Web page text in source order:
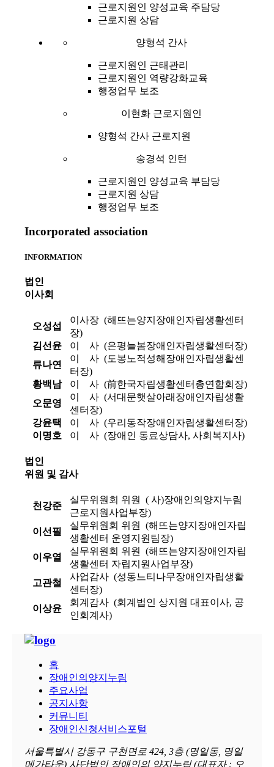
근로지원인 양성교육 주담당
근로지원 상담
양형석 간사
근로지원인 근태관리
근로지원인 역량강화교육
행정업무 보조
이현화 근로지원인
양형석 간사 근로지원
송경석 인턴
근로지원인 양성교육 부담당
근로지원 상담
행정업무 보조
Incorporated association
INFORMATION
법인
이사회
오성섭
이사장 (해뜨는양지장애인자립생활센터
장)
김선윤
이 사 (은평늘봄장애인자립생활센터장)
류나연
이 사 (도봉노적성해장애인자립생활센
터장)
황백남
이 사 (前한국자립생활센터총연합회장)
오문영
이 사 (서대문햇살아래장애인자립생활
센터장)
강윤택
이 사 (우리동작장애인자립생활센터장)
이명호
이 사 (장애인 동료상담사, 사회복지사)
법인
위원 및 감사
천강준
실무위원회 위원 ( 사)장애인의양지누림
근로지원사업부장)
이선필
실무위원회 위원 (해뜨는양지장애인자립
생활센터 운영지원팀장)
이우열
실무위원회 위원 (해뜨는양지장애인자립
생활센터 자립지원사업부장)
고관철
사업감사 (성동느티나무장애인자립생활
센터장)
이상윤
회계감사 (회계법인 상지원 대표이사, 공
인회계사)
홈
장애인의양지누림
주요사업
공지사항
커뮤니티
장애인신청서비스포털
서울특별시 강동구 구천면로 424, 3층 (명일동, 명일
메가타운) 사단법인 장애인의 양지누림 (대표자 : 오